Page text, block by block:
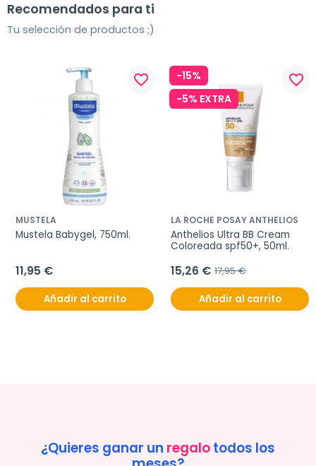
Recomendados para ti
Tu selección de productos ;)
favorite_border
MUSTELA
Mustela Babygel, 750ml.
11,95 €
Añadir al carrito
-15%
-5% EXTRA
favorite_border
LA ROCHE POSAY ANTHELIOS
Anthelios Ultra BB Cream
Coloreada spf50+, 50ml.
15,26 € 17,95 €
Añadir al carrito
¿Quieres ganar un regalotodos los